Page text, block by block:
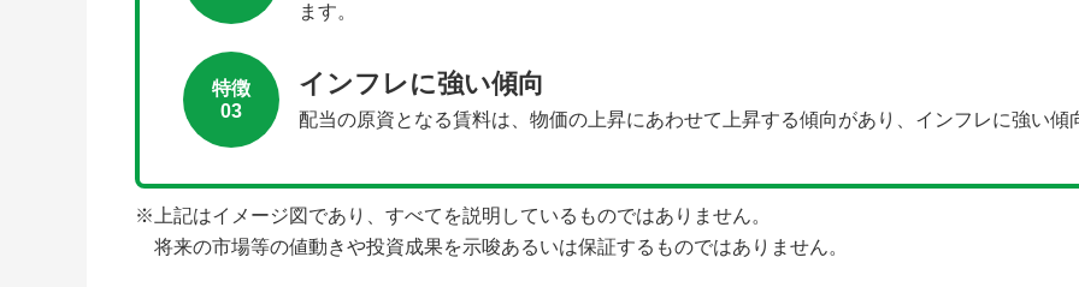
ます。
特徴
03
インフレに強い傾向
配当の原資となる賃料は、物価の上昇にあわせて上昇する傾向があり、インフレに強い傾
※上記はイメージ図であり、すべてを説明しているものではありません。
将来の市場等の値動きや投資成果を示唆あるいは保証するものではありません。